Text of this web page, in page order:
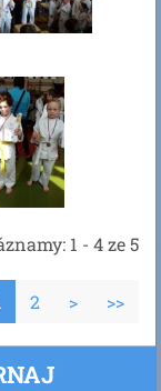
1 - 4 ze 5
2 > >>